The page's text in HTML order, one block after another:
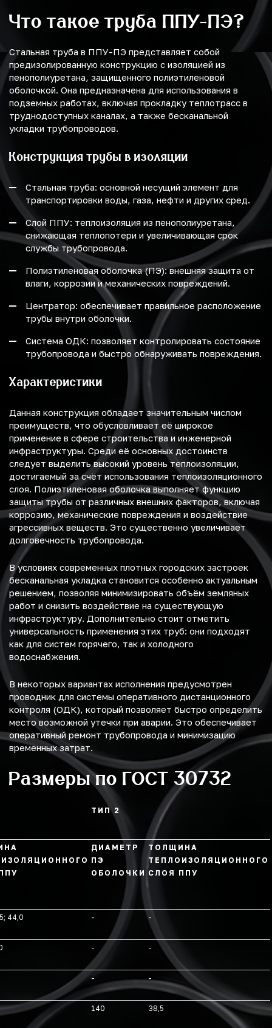
Что такое труба ППУ-ПЭ?
Стальная труба в ППУ-ПЭ представляет собой
предизолированную конструкцию с изоляцией из
пенополиуретана, защищенного полиэтиленовой
оболочкой. Она предназначена для использования в
подземных работах, включая прокладку теплотрасс в
труднодоступных каналах, а также бесканальной
укладки трубопроводов.
Конструкция трубы в изоляции
Стальная труба: основной несущий элемент для
транспортировки воды, газа, нефти и других сред.
Слой ППУ: теплоизоляция из пенополиуретана,
снижающая теплопотери и увеличивающая срок
службы трубопровода.
Полиэтиленовая оболочка (ПЭ): внешняя защита от
влаги, коррозии и механических повреждений.
Центратор: обеспечивает правильное расположение
трубы внутри оболочки.
Система ОДК: позволяет контролировать состояние
трубопровода и быстро обнаруживать повреждения.
Характеристики
Данная конструкция обладает значительным числом
преимуществ, что обусловливает её широкое
применение в сфере строительства и инженерной
инфраструктуры. Среди её основных достоинств
следует выделить высокий уровень теплоизоляции,
достигаемый за счёт использования теплоизоляционного
слоя. Полиэтиленовая оболочка выполняет функцию
защиты трубы от различных внешних факторов, включая
коррозию, механические повреждения и воздействие
агрессивных веществ. Это существенно увеличивает
долговечность трубопровода.
В условиях современных плотных городских застроек
бесканальная укладка становится особенно актуальным
решением, позволяя минимизировать объём земляных
работ и снизить воздействие на существующую
инфраструктуру. Дополнительно стоит отметить
универсальность применения этих труб: они подходят
как для систем горячего, так и холодного
водоснабжения.
В некоторых вариантах исполнения предусмотрен
проводник для системы оперативного дистанционного
контроля (ОДК), который позволяет быстро определить
место возможной утечки при аварии. Это обеспечивает
оперативный ремонт трубопровода и минимизацию
временных затрат.
Размеры по ГОСТ 30732
ТИП 2
ДИАМЕТР
ПЭ
ОБОЛОЧКИ
ТОЛЩИНА
ТЕПЛОИЗОЛЯЦИОННОГО
СЛОЯ ППУ
44,0 - -
- -
- -
140 38,5